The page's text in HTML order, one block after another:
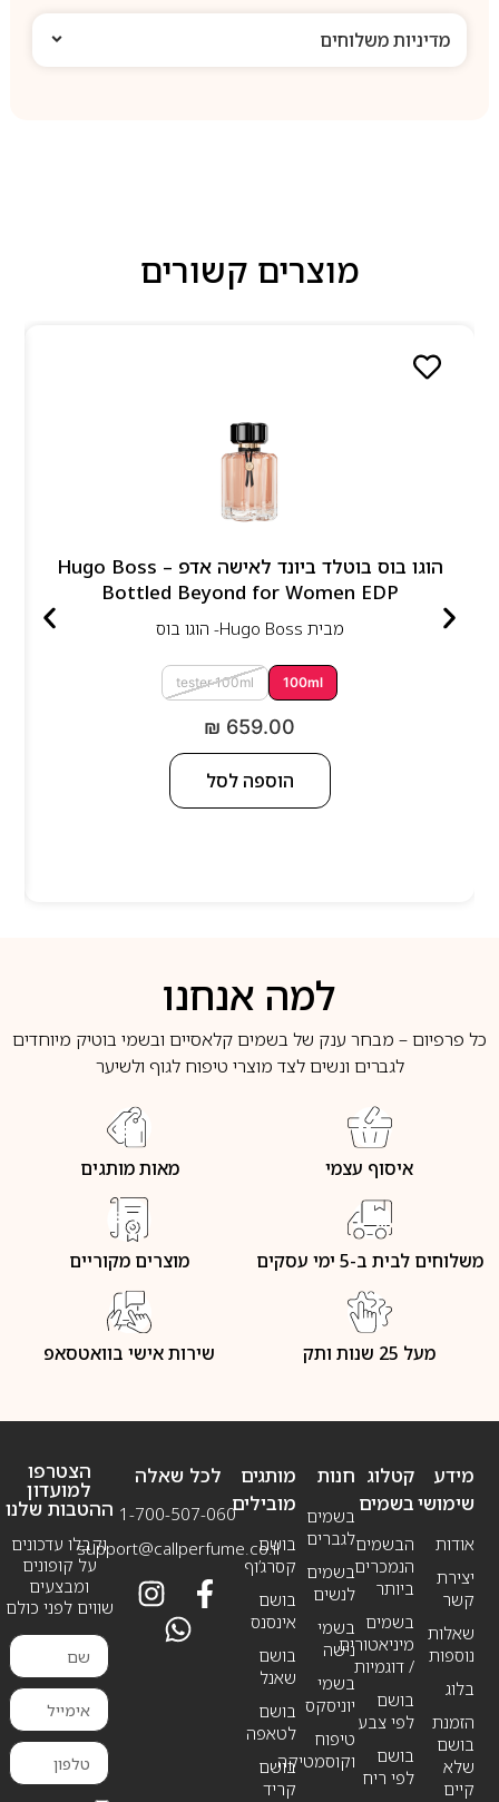
מדיניות משלוחים
מוצרים קשורים
הוגו בוס בוטלד ביונד לאישה אדפ – Hugo Boss
Bottled Beyond for Women EDP
מבית Hugo Boss- הוגו בוס
100ml
tester 100ml
₪ 659.00
הוספה לסל
למה אנחנו
כל פרפיום – מבחר ענק של בשמים קלאסיים ובשמי בוטיק מיוחדים
לגברים ונשים לצד מוצרי טיפוח לגוף ולשיער
איסוף עצמי מאות מותגים
משלוחים לבית ב-5 ימי עסקים מוצרים מקוריים
מעל 25 שנות ותק שירות אישי בוואטסאפ
מידע
שימושי
אודות
יצירת
קשר
שאלות
נוספות
בלוג
הזמנת
בושם
שלא
קיים
חנות
בשמים
לגברים
בשמים
לנשים
בשמי
נישה
בשמי
יוניסקס
טיפוח
וקוסמטיקה
קטלוג
בשמים
הבשמים
הנמכרים
ביותר
בשמים
מיניאטורים
/ דוגמיות
בושם
לפי צבע
בושם
לפי ריח
מותגים
מובילים
בושם
קסרג’וף
בושם
אינסנס
בושם
שאנל
בושם
לטאפה
בושם
קריד
לכל שאלה
1-700-507-060
support@callperfume.co.il
הצטרפו
למועדון
ההטבות שלנו
וקבלו עדכונים
על קופונים
ומבצעים
שווים לפני כולם